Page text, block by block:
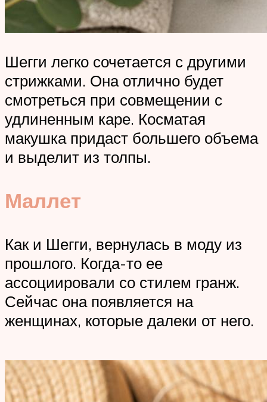
Шегги легко сочетается с другими
стрижками. Она отлично будет
смотреться при совмещении с
удлиненным каре. Косматая
макушка придаст большего объема
и выделит из толпы.
Маллет
Как и Шегги, вернулась в моду из
прошлого. Когда-то ее
ассоциировали со стилем гранж.
Сейчас она появляется на
женщинах, которые далеки от него.